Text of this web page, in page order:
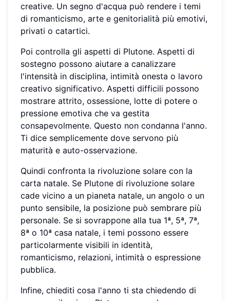
creative. Un segno d'acqua può rendere i temi
di romanticismo, arte e genitorialità più emotivi,
privati o catartici.
Poi controlla gli aspetti di Plutone. Aspetti di
sostegno possono aiutare a canalizzare
l'intensità in disciplina, intimità onesta o lavoro
creativo significativo. Aspetti difficili possono
mostrare attrito, ossessione, lotte di potere o
pressione emotiva che va gestita
consapevolmente. Questo non condanna l'anno.
Ti dice semplicemente dove servono più
maturità e auto-osservazione.
Quindi confronta la rivoluzione solare con la
carta natale. Se Plutone di rivoluzione solare
cade vicino a un pianeta natale, un angolo o un
punto sensibile, la posizione può sembrare più
personale. Se si sovrappone alla tua 1ª, 5ª, 7ª,
8ª o 10ª casa natale, i temi possono essere
particolarmente visibili in identità,
romanticismo, relazioni, intimità o espressione
pubblica.
Infine, chiediti cosa l'anno ti sta chiedendo di